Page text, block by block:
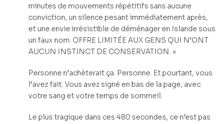
minutes de mouvements répétitifs sans aucune
conviction, un silence pesant immédiatement après,
et une envie irrésistible de déménager en Islande sous
un faux nom. OFFRE LIMITÉE AUX GENS QUI N’ONT
AUCUN INSTINCT DE CONSERVATION. »
Personne n’achèterait ça. Personne. Et pourtant, vous
l’avez fait. Vous avez signé en bas de la page, avec
votre sang et votre temps de sommeil.
Le plus tragique dans ces 480 secondes, ce n’est pas